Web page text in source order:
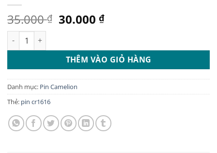
35.000₫ Giá
35.000 ₫.
30.000₫Giá
là:
30.000 ₫.
Pin CR1616 Camelion, Pin 3v Chính Hãng số lượng
THÊM VÀO GIỎ HÀNG
Danh mục: Pin Camelion
Thẻ: pin cr1616